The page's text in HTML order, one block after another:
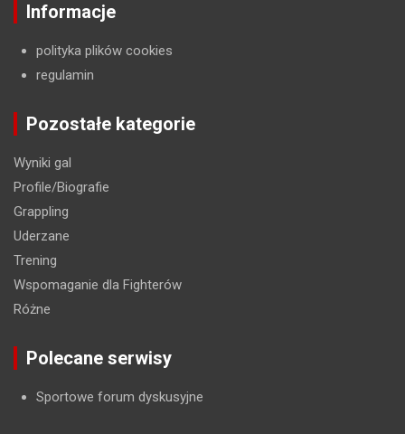
Informacje
polityka plików cookies
regulamin
Pozostałe kategorie
Wyniki gal
Profile/Biografie
Grappling
Uderzane
Trening
Wspomaganie dla Fighterów
Różne
Polecane serwisy
Sportowe forum dyskusyjne